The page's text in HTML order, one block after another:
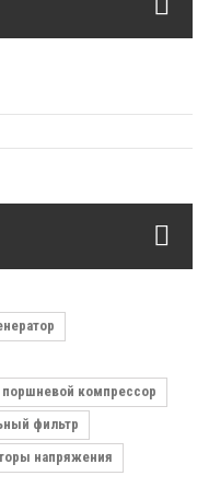
поршневой компрессор
фильтр
напряжения